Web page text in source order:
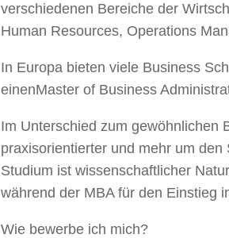
verschiedenen Bereiche der
Human Resources, Operations
In Europa bieten viele Business
einenMaster of Business
Im Unterschied zum gewöhnlichen
praxisorientierter und mehr um
Studium ist wissenschaftlicher
während der MBA für den Einstieg
Wie bewerbe ich mich?